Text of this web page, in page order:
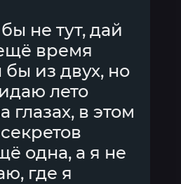
не тут, дай
время
из двух, но
лето
глазах, в этом
одна, а я не
где я